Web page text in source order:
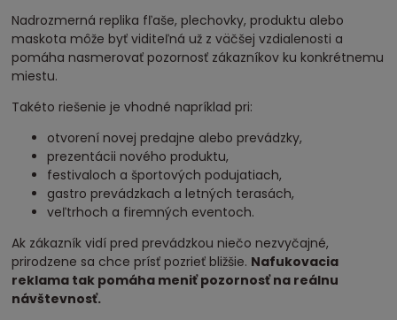
Nadrozmerná replika fľaše, plechovky, produktu alebo
maskota môže byť viditeľná už z väčšej vzdialenosti a
pomáha nasmerovať pozornosť zákazníkov ku konkrétnemu
miestu.
Takéto riešenie je vhodné napríklad pri:
otvorení novej predajne alebo prevádzky,
prezentácii nového produktu,
festivaloch a športových podujatiach,
gastro prevádzkach a letných terasách,
veľtrhoch a firemných eventoch.
Ak zákazník vidí pred prevádzkou niečo nezvyčajné,
prirodzene sa chce prísť pozrieť bližšie. Nafukovacia
reklama tak pomáha meniť pozornosť na reálnu
návštevnosť.